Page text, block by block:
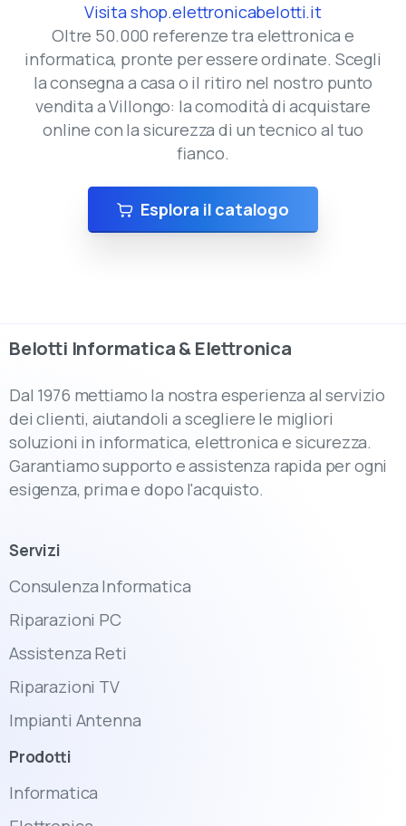
Visita shop.elettronicabelotti.it
Oltre 50.000 referenze tra elettronica e
informatica, pronte per essere ordinate. Scegli
la consegna a casa o il ritiro nel nostro punto
vendita a Villongo: la comodità di acquistare
online con la sicurezza di un tecnico al tuo
fianco.
Esplora il catalogo
Belotti Informatica&Elettronica
Dal 1976 mettiamo la nostra esperienza al servizio
dei clienti, aiutandoli a scegliere le migliori
soluzioni in informatica, elettronica e sicurezza.
Garantiamo supporto e assistenza rapida per ogni
esigenza, prima e dopo l'acquisto.
Servizi
Consulenza Informatica
Riparazioni PC
Assistenza Reti
Riparazioni TV
Impianti Antenna
Prodotti
Informatica